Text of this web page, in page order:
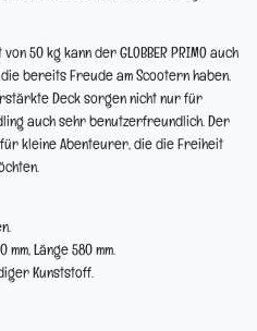
50 kg kann der GLOBBER PRIMO auch
bereits Freude am Scootern haben.
Deck sorgen nicht nur für
auch sehr benutzerfreundlich. Der
für kleine Abenteurer, die die Freiheit
mm, Länge 580 mm.
Kunststoff.